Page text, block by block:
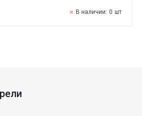
В наличии: 0 шт